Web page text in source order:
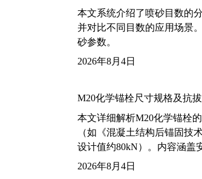
本文系统介绍了喷砂目数的
并对比不同目数的应用场景
砂参数。
2026年8月4日
M20化学锚栓尺寸规格及抗
本文详细解析M20化学锚栓
（如《混凝土结构后锚固技
设计值约80kN）。内容涵盖
2026年8月4日